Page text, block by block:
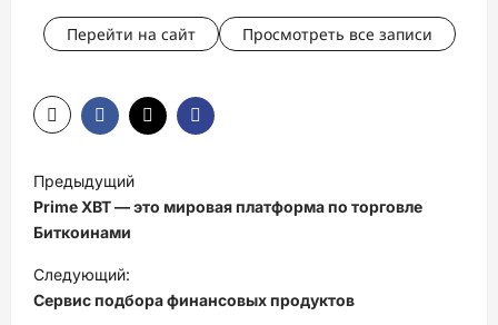
Перейти на сайт Просмотреть все записи
Н
а
в
и
г
Предыдущий
Prime XBT — это мировая платформа по торговле
Биткоинами
Следующий:
Сервис подбора финансовых продуктов